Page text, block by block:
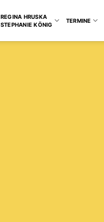
REGINA HRUSKA
STEPHANIE KÖNIG
TERMINE